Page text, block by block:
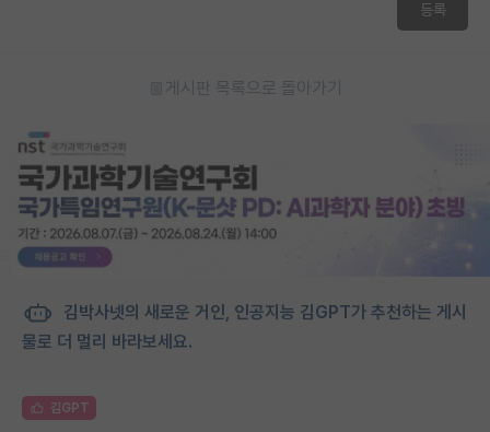
등록
게시판 목록으로 돌아가기
김박사넷의 새로운 거인, 인공지능 김GPT가 추천하는 게시
물로 더 멀리 바라보세요.
김GPT